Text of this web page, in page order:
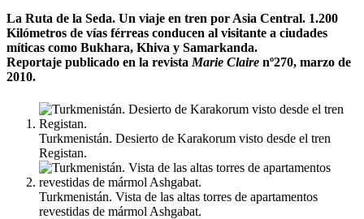
La Ruta de la Seda. Un viaje en tren por Asia Central. 1.200
Kilómetros de vías férreas conducen al visitante a ciudades
míticas como Bukhara, Khiva y Samarkanda.
Reportaje publicado en la revista Marie Claire nº270, marzo de
2010.
Turkmenistán. Desierto de Karakorum visto desde el tren
Registan.
Turkmenistán. Vista de las altas torres de apartamentos
revestidas de mármol Ashgabat.